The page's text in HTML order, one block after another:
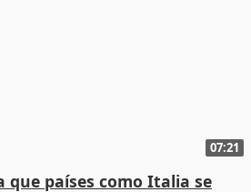
07:21
que países como Italia se